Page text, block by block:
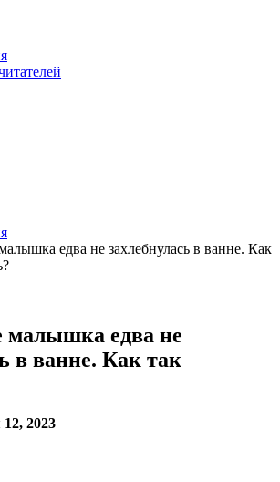
едва не захлебнулась в ванне. Как
малышка едва не
в ванне. Как так
2023